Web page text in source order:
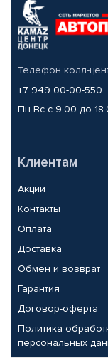
Телефон колл-
+7 949 00-00-550
Пн-Вс с 9.00 до
Клиентам
Акции
Контакты
Оплата
Доставка
Обмен и возврат
Гарантия
Договор-оферта
Политика
персональных